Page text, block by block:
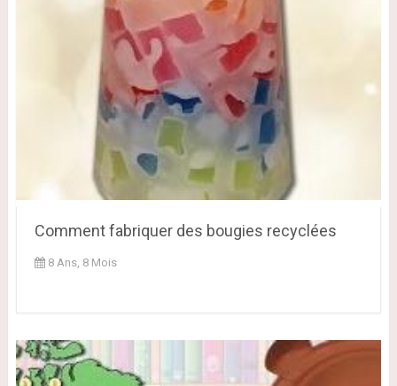
Comment fabriquer des bougies recyclées
8 Ans, 8 Mois